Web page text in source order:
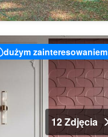
dużym zainteresowaniem
12 Zdjęcia